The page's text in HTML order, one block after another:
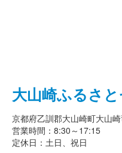
大山崎ふるさ
京都府乙訓郡大山崎町大山
営業時間：8:30～17:15
定休日：土日、祝日